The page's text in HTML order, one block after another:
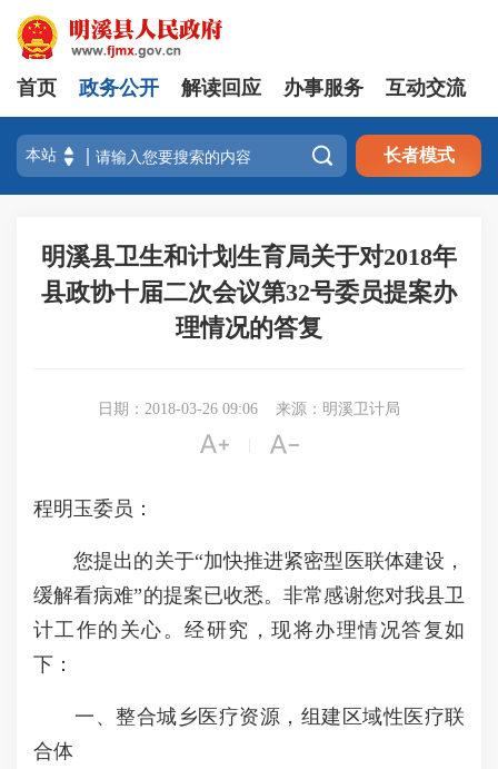
首页 政务公开 解读回应 办事服务 互动交流
 长者模式
明溪县卫生和计划生育局关于对2018年
县政协十届二次会议第32号委员提案办
理情况的答复
日期：2018-03-26 09:06 来源：明溪卫计局
 
程明玉委员：
您提出的关于“加快推进紧密型医联体建设，
缓解看病难”的提案已收悉。非常感谢您对我县卫
计工作的关心。经研究，现将办理情况答复如
下：
一、整合城乡医疗资源，组建区域性医疗联
合体